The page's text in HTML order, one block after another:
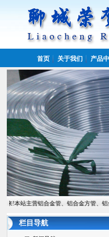
首页 关于我们 产品
!本站主营铝合金管、铝合金方管、铝合
栏目导航